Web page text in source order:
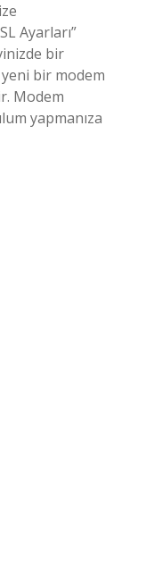
Ayarları”
bir
yeni bir modem
Modem
yapmanıza